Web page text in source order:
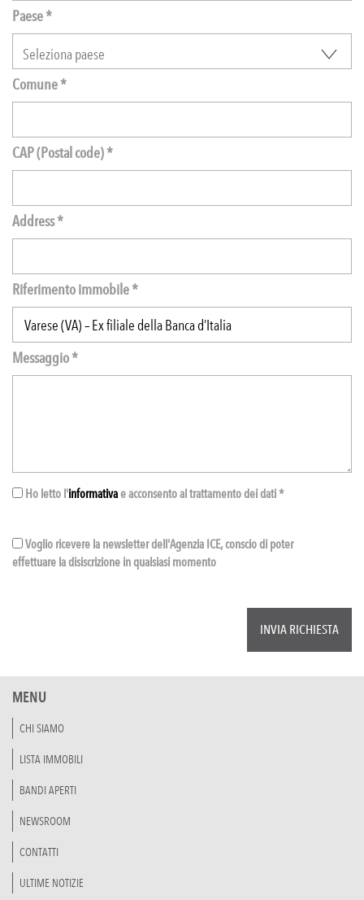
Paese *
Comune *
CAP (Postal code) *
Address *
Riferimento immobile *
Messaggio *
Ho letto l'informativae acconsento al trattamento dei dati *
Voglio ricevere la newsletter dell'Agenzia ICE, conscio di poter
effettuare la disiscrizione in qualsiasi momento
MENU
CHI SIAMO
LISTA IMMOBILI
BANDI APERTI
NEWSROOM
CONTATTI
ULTIME NOTIZIE